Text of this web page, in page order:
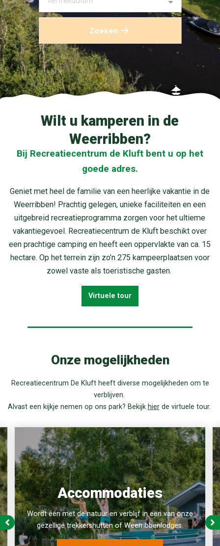
Zoeken
Wilt u kamperen in de
Weerribben?
Bij Recreatiecentrum de Kluft bent u op het
goede adres.
Geniet met heel de familie van een heerlijke vakantie in de
Weerribben! Prachtig gelegen, unieke faciliteiten en een
uitgebreid recreatieprogramma zorgen voor het ultieme
vakantiegevoel. Recreatiecentrum de Kluft beschikt over
een prachtige camping en heeft een oppervlakte van ca. 15
hectare. Op het terrein zijn zo’n 275 kampeerplaatsen voor
zowel vaste als toeristische gasten.
Virtuele tour
Onze mogelijkheden
Recreatiecentrum De Kluft heeft diverse mogelijkheden om te
verblijven.
Alvast een kijkje nemen op ons park? Bekijk hierde virtuele tour.
Accommodaties
Wordt één met de natuur en verblijf in een van onze
gezellige trekkershutten of Weerribbenlodges.